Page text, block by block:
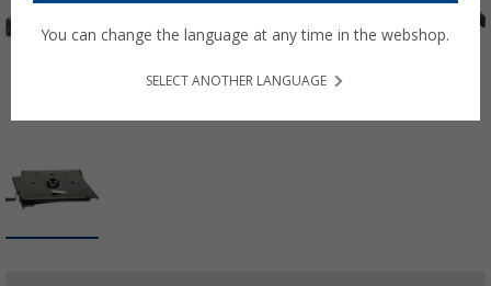
You can change the language at any time in the webshop.
SELECT ANOTHER LANGUAGE